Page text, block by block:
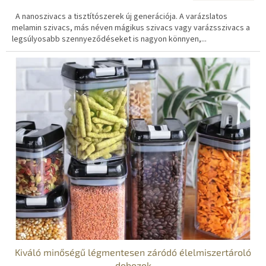
A nanoszivacs a tisztítószerek új generációja. A varázslatos
melamin szivacs, más néven mágikus szivacs vagy varázsszivacs a
legsúlyosabb szennyeződéseket is nagyon könnyen,...
Kiváló minőségű légmentesen záródó élelmiszertároló